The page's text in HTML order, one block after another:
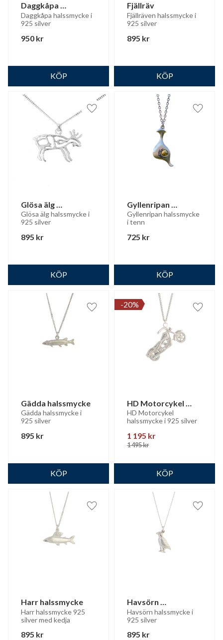
Daggkåpa
halssmycke
Daggkåpa halssmycke i
925 silver
950 kr
Fjällräv
Fjällräven halssmycke i
925 silver
895 kr
Glösa älg
halssmycke
Glösa älg halssmycke i
925 silver
895 kr
Lägg till i favoriter
Gyllenripan
halssmycke
Gyllenripan halssmycke
i tenn
725 kr
Lägg
Gädda halssmycke
Gädda halssmycke i
925 silver
895 kr
Lägg till i favoriter
HD Motorcykel
halssmycke
HD Motorcykel
halssmycke i 925 silver
1 195 kr
1 495kr
20%
Lägg
Harr halssmycke
Harr halssmycke 925
silver med kedja
895 kr
Lägg till i favoriter
Havsörn
halssmycke
Havsörn halssmycke i
925 silver
895 kr
Lägg